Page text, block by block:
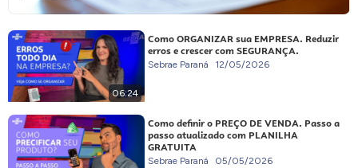
06:24
Como ORGANIZAR sua EMPRESA. Reduzir
erros e crescer com SEGURANÇA.
Sebrae Paraná 12/05/2026
Como definir o PREÇO DE VENDA. Passo a
passo atualizado com PLANILHA
GRATUITA
Sebrae Paraná 05/05/2026